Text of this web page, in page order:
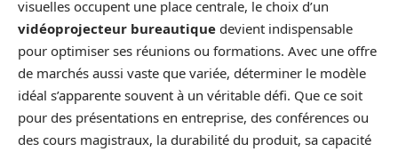
visuelles occupent une place centrale, le choix d’un
vidéoprojecteur bureautique devient indispensable
pour optimiser ses réunions ou formations. Avec une offre
de marchés aussi vaste que variée, déterminer le modèle
idéal s’apparente souvent à un véritable défi. Que ce soit
pour des présentations en entreprise, des conférences ou
des cours magistraux, la durabilité du produit, sa capacité